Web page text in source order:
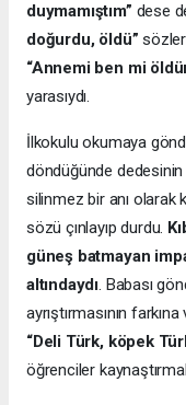
duymamıştım” dese
doğurdu, öldü”
“Annemi ben mi
yarasıydı.
İlkokulu okumaya
döndüğünde
silinmez bir anı olarak
sözü çınlayıp durdu.
güneş batmayan
altındaydı. Babası
ayrıştırmasının
“Deli Türk, köpek
öğrenciler kaynaştırmak